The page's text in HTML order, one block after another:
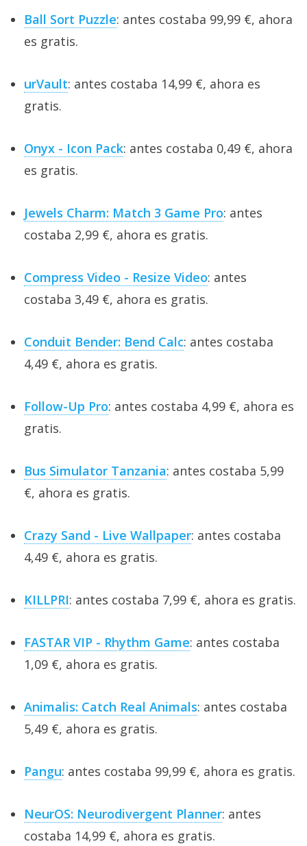
Ball Sort Puzzle: antes costaba 99,99 €, ahora
es gratis.
urVault: antes costaba 14,99 €, ahora es
gratis.
Onyx - Icon Pack: antes costaba 0,49 €, ahora
es gratis.
Jewels Charm: Match 3 Game Pro: antes
costaba 2,99 €, ahora es gratis.
Compress Video - Resize Video: antes
costaba 3,49 €, ahora es gratis.
Conduit Bender: Bend Calc: antes costaba
4,49 €, ahora es gratis.
Follow-Up Pro: antes costaba 4,99 €, ahora es
gratis.
Bus Simulator Tanzania: antes costaba 5,99
€, ahora es gratis.
Crazy Sand - Live Wallpaper: antes costaba
4,49 €, ahora es gratis.
KILLPRI: antes costaba 7,99 €, ahora es gratis.
FASTAR VIP - Rhythm Game: antes costaba
1,09 €, ahora es gratis.
Animalis: Catch Real Animals: antes costaba
5,49 €, ahora es gratis.
Pangu: antes costaba 99,99 €, ahora es gratis.
NeurOS: Neurodivergent Planner: antes
costaba 14,99 €, ahora es gratis.